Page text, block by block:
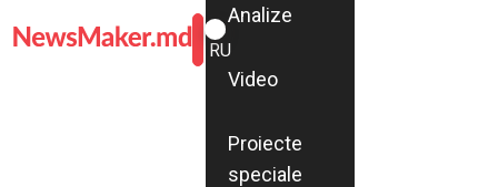
ROMÂNĂ
RU
Analize
Video
Proiecte
speciale